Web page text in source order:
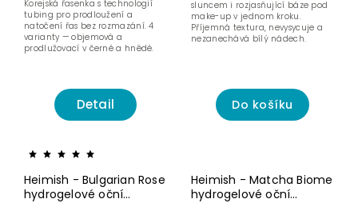
Detail
Korejská řasenka s technologií
tubing pro prodloužení a
natočení řas bez rozmazání. 4
varianty — objemová a
prodlužovací v černé a hnědé.
Do košíku
sluncem i rozjasňující báze pod
make-up v jednom kroku.
Příjemná textura, nevysycuje a
nezanechává bílý nádech.
Heimish - Bulgarian Rose
hydrogelové oční
Heimish - Matcha Biome
hydrogelové oční